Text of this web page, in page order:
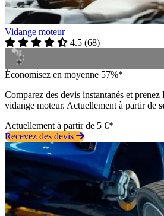
Vidange moteur
4.5 (68)
Économisez en moyenne 57%*
Comparez des devis instantanés et
vidange moteur. Actuellement à partir de
Actuellement à partir de 5 €*
Recevez des devis